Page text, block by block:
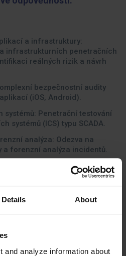
Details About
and analyze information about
a infrastruktury:
infrastrukturních penetračních
reálných rizik a návrh
bezpečnostní audity
(iOS, Android).
systémů: Penetrační testování
systémů (ICS) typu SCADA.
analýza: Odezva na
a forenzní analýza incidentů.
prověřování a
infrastruktury.
témata srozumitelně